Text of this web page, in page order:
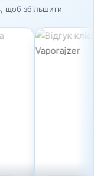
щоб збільшити